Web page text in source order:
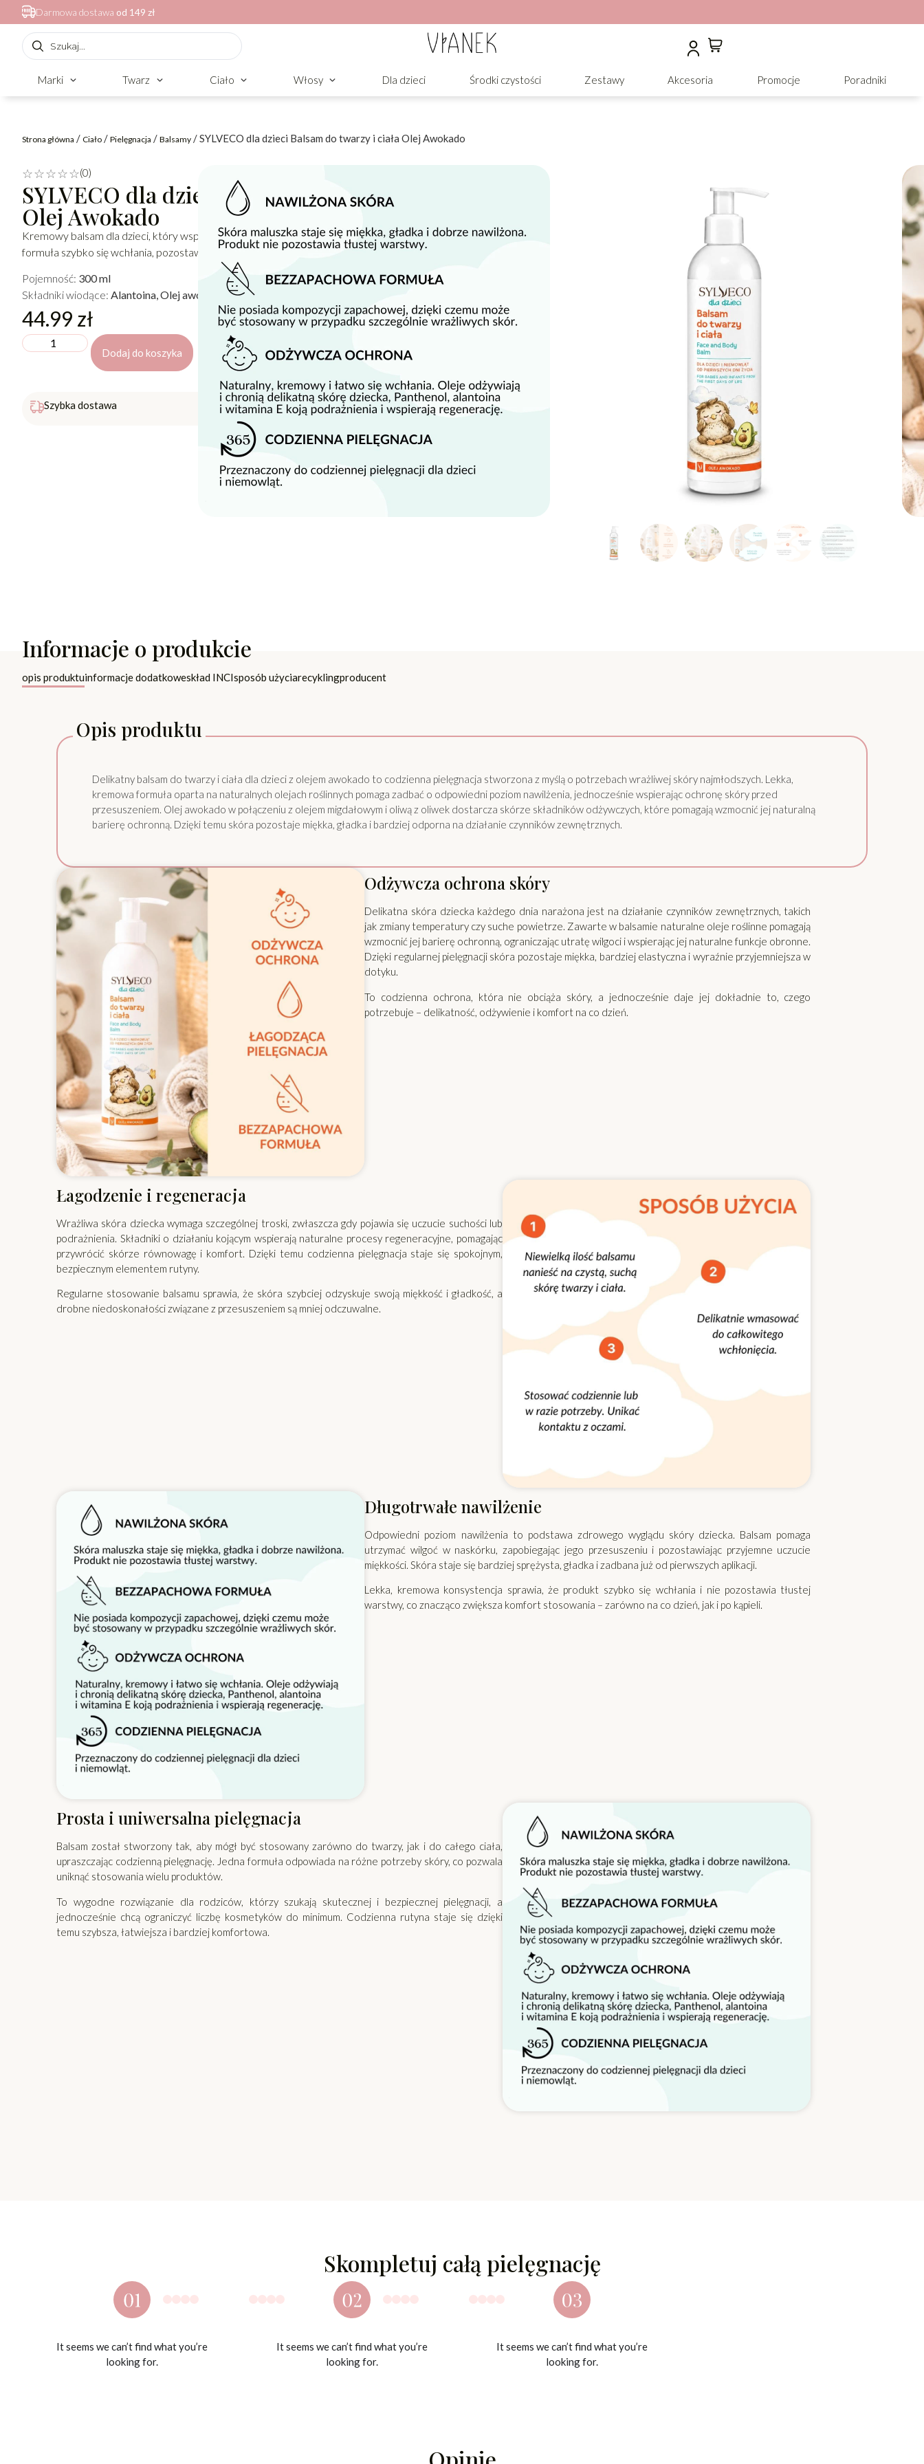
Darmowa dostawa od 149 zł
Marki Twarz Ciało Włosy Dla dzieci Środki czystości Zestawy Akcesoria Promocje Poradniki
Strona główna / Ciało / Pielęgnacja / Balsamy / SYLVECO dla dzieci Balsam do twarzy i ciała Olej Awokado
☆☆☆☆☆(0)
SYLVECO dla dzieci Balsam do twarzy i ciała
Olej Awokado
Kremowy balsam dla dzieci, który wspiera nawilżenie, odżywia skórę i przynosi jej ukojenie. Lekka
formuła szybko się wchłania, pozostawiając skórę miękką, gładką i komfortową przez cały dzień.
Pojemność: 300 ml
Składniki wiodące: Alantoina, Olej awokado, Olej migdałowy, Panthenol
44.99 zł
Dodaj do koszyka
Szybka dostawa
Darmowa dostawa od 149 zł
Informacje o produkcie
opis produktuinformacje dodatkoweskład INCIsposób użyciarecyklingproducent
Opis produktu
Delikatny balsam do twarzy i ciała dla dzieci z olejem awokado to codzienna pielęgnacja stworzona z myślą o potrzebach wrażliwej skóry najmłodszych. Lekka,
kremowa formuła oparta na naturalnych olejach roślinnych pomaga zadbać o odpowiedni poziom nawilżenia, jednocześnie wspierając ochronę skóry przed
przesuszeniem. Olej awokado w połączeniu z olejem migdałowym i oliwą z oliwek dostarcza skórze składników odżywczych, które pomagają wzmocnić jej naturalną
barierę ochronną. Dzięki temu skóra pozostaje miękka, gładka i bardziej odporna na działanie czynników zewnętrznych.
Odżywcza ochrona skóry
Delikatna skóra dziecka każdego dnia narażona jest na działanie czynników zewnętrznych, takich
jak zmiany temperatury czy suche powietrze. Zawarte w balsamie naturalne oleje roślinne pomagają
wzmocnić jej barierę ochronną, ograniczając utratę wilgoci i wspierając jej naturalne funkcje obronne.
Dzięki regularnej pielęgnacji skóra pozostaje miękka, bardziej elastyczna i wyraźnie przyjemniejsza w
dotyku.
To codzienna ochrona, która nie obciąża skóry, a jednocześnie daje jej dokładnie to, czego
potrzebuje – delikatność, odżywienie i komfort na co dzień.
Łagodzenie i regeneracja
Wrażliwa skóra dziecka wymaga szczególnej troski, zwłaszcza gdy pojawia się uczucie suchości lub
podrażnienia. Składniki o działaniu kojącym wspierają naturalne procesy regeneracyjne, pomagając
przywrócić skórze równowagę i komfort. Dzięki temu codzienna pielęgnacja staje się spokojnym,
bezpiecznym elementem rutyny.
Regularne stosowanie balsamu sprawia, że skóra szybciej odzyskuje swoją miękkość i gładkość, a
drobne niedoskonałości związane z przesuszeniem są mniej odczuwalne.
Długotrwałe nawilżenie
Odpowiedni poziom nawilżenia to podstawa zdrowego wyglądu skóry dziecka. Balsam pomaga
utrzymać wilgoć w naskórku, zapobiegając jego przesuszeniu i pozostawiając przyjemne uczucie
miękkości. Skóra staje się bardziej sprężysta, gładka i zadbana już od pierwszych aplikacji.
Lekka, kremowa konsystencja sprawia, że produkt szybko się wchłania i nie pozostawia tłustej
warstwy, co znacząco zwiększa komfort stosowania – zarówno na co dzień, jak i po kąpieli.
Prosta i uniwersalna pielęgnacja
Balsam został stworzony tak, aby mógł być stosowany zarówno do twarzy, jak i do całego ciała,
upraszczając codzienną pielęgnację. Jedna formuła odpowiada na różne potrzeby skóry, co pozwala
uniknąć stosowania wielu produktów.
To wygodne rozwiązanie dla rodziców, którzy szukają skutecznej i bezpiecznej pielęgnacji, a
jednocześnie chcą ograniczyć liczbę kosmetyków do minimum. Codzienna rutyna staje się dzięki
temu szybsza, łatwiejsza i bardziej komfortowa.
Skompletuj całą pielęgnację
It seems we can’t find what you’re
looking for.
It seems we can’t find what you’re
looking for.
It seems we can’t find what you’re
looking for.